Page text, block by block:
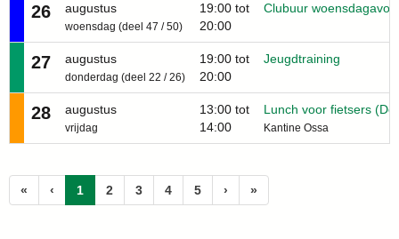
26 augustus
woensdag (deel 47 / 50)
19:00 tot
20:00
Clubuur
27 augustus
donderdag (deel 22 / 26)
19:00 tot
20:00
Jeugdtraining
28 augustus
vrijdag
13:00 tot
14:00
Lunch voor fietsers
Kantine Ossa
« ‹ 1 (huidige)
2 3 4 5 › »